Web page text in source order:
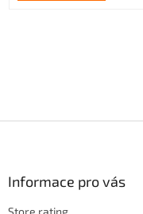
Informace pro vás
Store rating